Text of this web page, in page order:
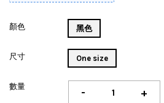
顏色 黑色
尺寸 One size
數量 - +